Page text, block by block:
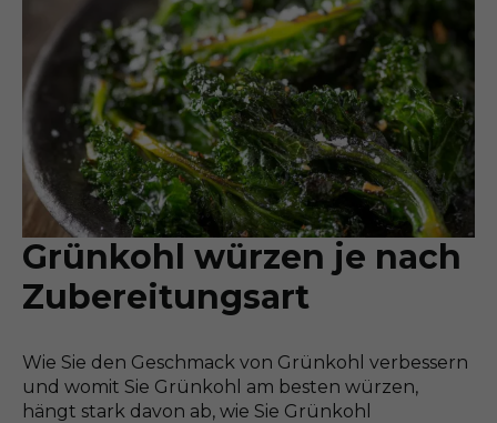
Grünkohl würzen je nach
Zubereitungsart
Wie Sie den Geschmack von Grünkohl verbessern
und womit Sie Grünkohl am besten würzen,
hängt stark davon ab, wie Sie Grünkohl